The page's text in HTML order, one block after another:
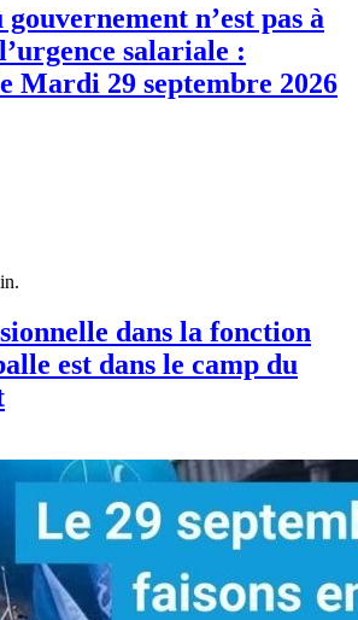
n’est pas à
salariale :
Mardi 29 septembre 2026
dans la fonction
est dans le camp du